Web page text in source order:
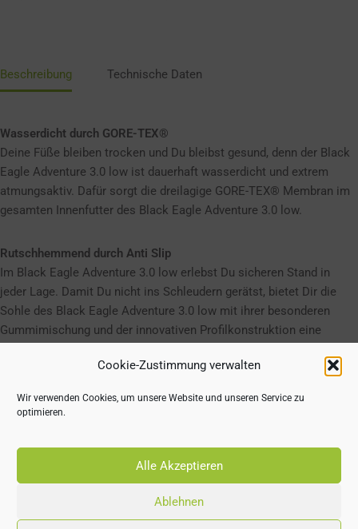
Cookie-Zustimmung verwalten
Wir verwenden Cookies, um unsere Website und unseren Service zu
optimieren.
Alle Akzeptieren
Ablehnen
Beschreibung Technische Daten
Wasserdicht durch GORE-TEX®
Deine Füße bleiben trocken und Du bleibst gesund, denn der Black
Eagle Adventure 3.0 low ist dauerhaft wasserdicht und extrem
atmungsaktiv. Dafür sorgt die dreilagige GORE-TEX® Membran im
gesamten Innenfutter des Black Eagle Adventure 3.0 low.
Rutschhemmend durch Anti Slip
Im Black Eagle Adventure 3.0 low erlebst Du sicheren Stand in
jeder Lage. Damit Du nicht ins Schleudern gerätst, bietet Dir die
Sohle des Black Eagle Adventure 3.0 low mit ihrer besonderen
Gummimischung und der innovativen Profilkonstruktion eine
Entlastende Dämpfung mit HAIX Absorption
3.0 low, selbst wenn Du mehrere Stunden unterwegs bist. Denn der
eingearbeitete Dämpfungskeil im Inneren federt Deine Schritte ab.
Wir nennen dies HAIX Absorption: für Schwung auch an langen